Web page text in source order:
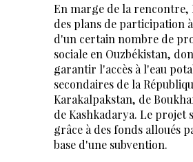
En marge de la rencontre,
des plans de participation
d'un certain nombre de
sociale en Ouzbékistan,
garantir l'accès à l'eau
secondaires de la
Karakalpakstan, de
de Kashkadarya. Le projet
grâce à des fonds alloués
base d'une subvention.